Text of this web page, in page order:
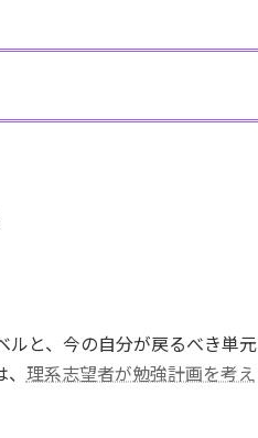
ルと、今の自分が戻るべき単元
理系志望者が勉強計画を考え